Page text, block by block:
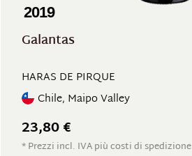
2019
Galantas
HARAS DE PIRQUE
Chile, Maipo Valley
23,80 €
* Prezzi incl. IVA più costi di spedizione